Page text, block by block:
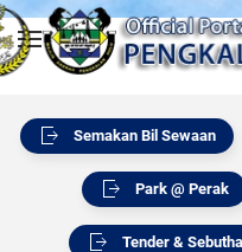
Skip to main content
Semakan Bil Sewaan
Park @ Perak
Tender &